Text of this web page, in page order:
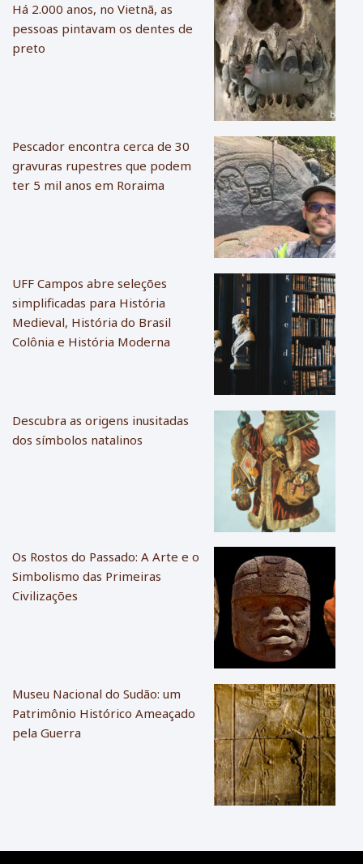
Há 2.000 anos, no Vietnã, as
pessoas pintavam os dentes de
preto
Pescador encontra cerca de 30
gravuras rupestres que podem
ter 5 mil anos em Roraima
UFF Campos abre seleções
simplificadas para História
Medieval, História do Brasil
Colônia e História Moderna
Descubra as origens inusitadas
dos símbolos natalinos
Os Rostos do Passado: A Arte e o
Simbolismo das Primeiras
Civilizações
Museu Nacional do Sudão: um
Patrimônio Histórico Ameaçado
pela Guerra